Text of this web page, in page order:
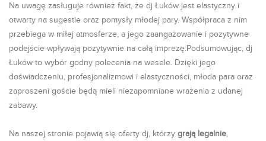
Na uwagę zasługuje również fakt, że dj Łuków jest elastyczny i
otwarty na sugestie oraz pomysły młodej pary. Współpraca z nim
przebiega w miłej atmosferze, a jego zaangażowanie i pozytywne
podejście wpływają pozytywnie na całą imprezę.Podsumowując, dj
Łuków to wybór godny polecenia na wesele. Dzięki jego
doświadczeniu, profesjonalizmowi i elastyczności, młoda para oraz
zaproszeni goście będą mieli niezapomniane wrażenia z udanej
zabawy.
Na naszej stronie pojawią się oferty dj, którzy grają legalnie,